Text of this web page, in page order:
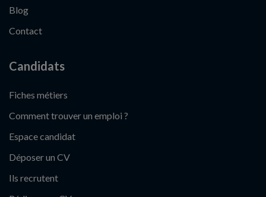
Blog
Contact
Candidats
Fiches métiers
Comment trouver un emploi ?
Espace candidat
Déposer un CV
Ils recrutent